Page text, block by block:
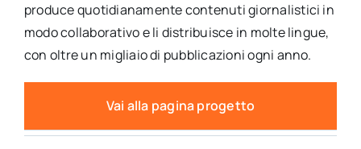
produce quotidianamente contenuti giornalistici in
modo collaborativo e li distribuisce in molte lingue,
con oltre un migliaio di pubblicazioni ogni anno.
Vai alla pagina progetto